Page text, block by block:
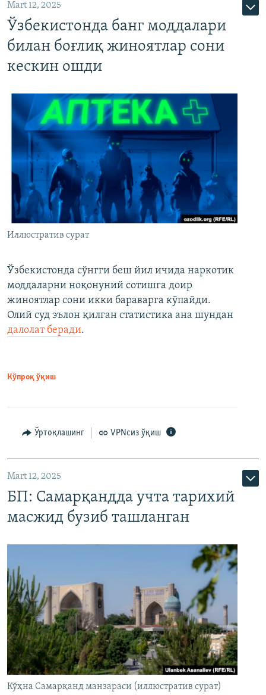
Mart 12, 2025
Ўзбекистонда банг моддалари
билан боғлиқ жиноятлар сони
кескин ошди
Иллюстратив сурат
Ўзбекистонда сўнгги беш йил ичида наркотик
моддаларни ноқонуний сотишга доир
жиноятлар сони икки бараварга кўпайди.
Олий суд эълон қилган статистика ана шундан
далолат беради.
Кўпроқ ўқиш
Ўртоқлашинг VPNсиз ўқиш
Mart 12, 2025
БП: Самарқандда учта тарихий
масжид бузиб ташланган
Кўҳна Самарқанд манзараси (иллюстратив сурат)